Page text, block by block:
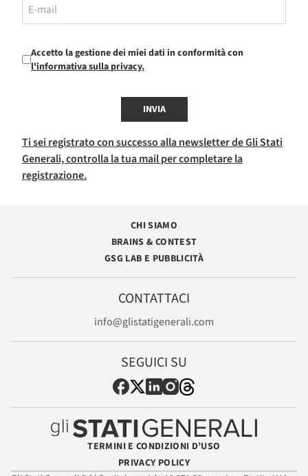
Accetto la gestione dei miei dati in conformità con
l'informativa sulla privacy.
INVIA
Ti sei registrato con successo alla newsletter de Gli Stati
Generali, controlla la tua mail per completare la
registrazione.
CHI SIAMO
BRAINS & CONTEST
GSG LAB E PUBBLICITÀ
CONTATTACI
info@glistatigenerali.com
SEGUICI SU
TERMINI E CONDIZIONI D’USO
PRIVACY POLICY